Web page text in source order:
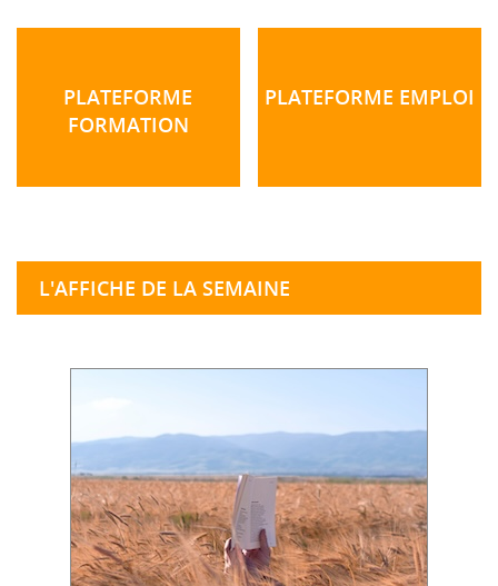
PLATEFORME
FORMATION
PLATEFORME EMPLOI
L'AFFICHE DE LA SEMAINE